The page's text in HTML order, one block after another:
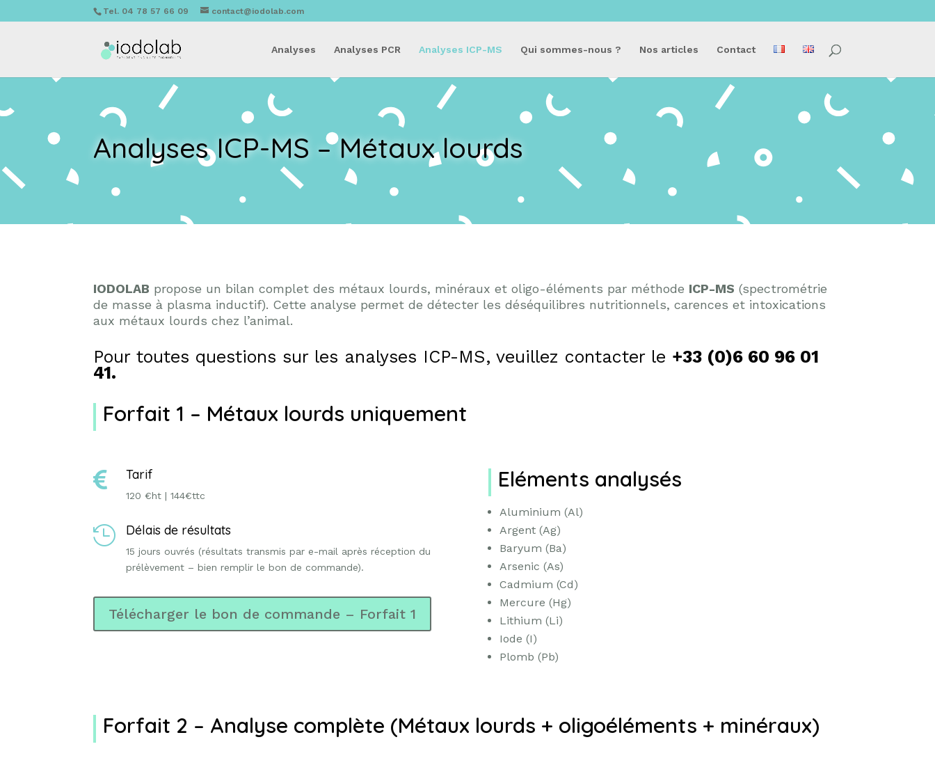
Tel. 04 78 57 66 09 contact@iodolab.com
Analyses Analyses PCR Analyses ICP-MS Qui sommes-nous ? Nos articles Contact
Analyses ICP-MS – Métaux lourds
IODOLAB propose un bilan complet des métaux lourds, minéraux et oligo-éléments par méthode ICP-MS (spectrométrie
de masse à plasma inductif). Cette analyse permet de détecter les déséquilibres nutritionnels, carences et intoxications
aux métaux lourds chez l’animal.
Pour toutes questions sur les analyses ICP-MS, veuillez contacter le +33 (0)6 60 96 01
41.
Forfait 1 – Métaux lourds uniquement
 Tarif
120 €ht | 144€ttc
 Délais de résultats
15 jours ouvrés (résultats transmis par e-mail après réception du
prélèvement – bien remplir le bon de commande).
Télécharger le bon de commande – Forfait 1
Eléments analysés
Aluminium (Al)
Argent (Ag)
Baryum (Ba)
Arsenic (As)
Cadmium (Cd)
Mercure (Hg)
Lithium (Li)
Iode (I)
Plomb (Pb)
Forfait 2 – Analyse complète (Métaux lourds + oligoéléments + minéraux)